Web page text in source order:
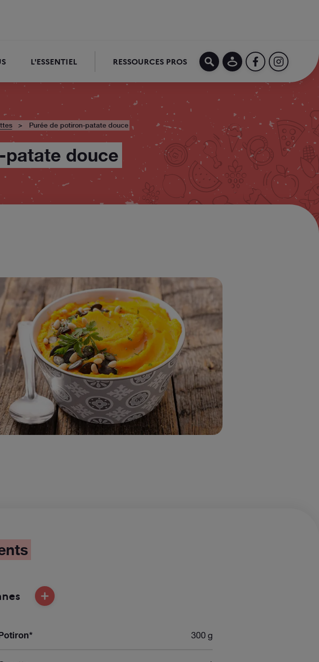
L'ESSENTIEL RESSOURCES PROS MON COMPTE
FACEBOOK
Purée de potiron-patate douce
patate douce
AJOUTER UNE PERSONNE
300 g